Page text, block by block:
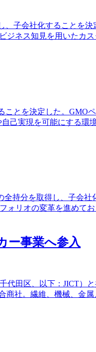
子会社化することを
ジネス知見を用いたカ
とを決定した。GMO
己実現を可能にする環
全持分を取得し、子会
リオの変革を進めて
ー事業へ参入
田区、以下：JICT）
社。繊維、機械、金